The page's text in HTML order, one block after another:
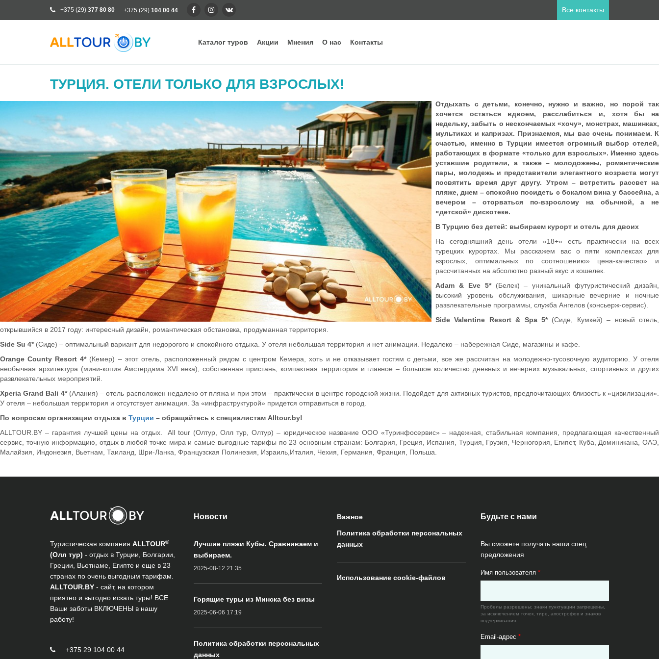
+375 (29) 377 80 80 +375 (29) 104 00 44 Все контакты
Каталог туров
Раннее бронирование
Круизы
Горящие туры
Клубные туры
Индонезия
Испания Италия
Катар
Кипр
Китай Куба
Мальдивы
ОАЭ
Сейшелы Таиланд
Турция
Шри-Ланка
Акции Мнения О нас Контакты
ТУРЦИЯ. ОТЕЛИ ТОЛЬКО ДЛЯ ВЗРОСЛЫХ!
Отдыхать с детьми, конечно, нужно и важно, но порой так
хочется остаться вдвоем, расслабиться и, хотя бы на
недельку, забыть о нескончаемых «хочу», монстрах, машинках,
мультиках и капризах. Признаемся, мы вас очень понимаем. К
счастью, именно в Турции имеется огромный выбор отелей,
работающих в формате «только для взрослых». Именно здесь
уставшие родители, а также – молодожены, романтические
пары, молодежь и представители элегантного возраста могут
посвятить время друг другу. Утром – встретить рассвет на
пляже, днем – спокойно посидеть с бокалом вина у бассейна, а
вечером – оторваться по-взрослому на обычной, а не
«детской» дискотеке.
В Турцию без детей: выбираем курорт и отель для двоих
На сегодняшний день отели «18+» есть практически на всех
турецких курортах. Мы расскажем вас о пяти комплексах для
взрослых, оптимальных по соотношению» цена-качество» и
рассчитанных на абсолютно разный вкус и кошелек.
Adam & Eve 5*(Белек) – уникальный футуристический дизайн,
высокий уровень обслуживания, шикарные вечерние и ночные
развлекательные программы, служба Ангелов (консьерж-сервис).
Side Valentine Resort & Spa 5*(Сиде, Кумкей) – новый отель,
открывшийся в 2017 году: интересный дизайн, романтическая обстановка, продуманная территория.
Side Su 4*(Сиде) – оптимальный вариант для недорогого и спокойного отдыха. У отеля небольшая территория и нет анимации. Недалеко – набережная Сиде, магазины и кафе.
Orange County Resort 4*(Кемер) – этот отель, расположенный рядом с центром Кемера, хоть и не отказывает гостям с детьми, все же рассчитан на молодежно-тусовочную аудиторию. У отеля
необычная архитектура (мини-копия Амстердама XVI века), собственная пристань, компактная территория и главное – большое количество дневных и вечерних музыкальных, спортивных и других
развлекательных мероприятий.
Xperia Grand Bali 4*(Алания) – отель расположен недалеко от пляжа и при этом – практически в центре городской жизни. Подойдет для активных туристов, предпочитающих близость к «цивилизации».
У отеля – небольшая территория и отсутствует анимация. За «инфраструктурой» придется отправиться в город.
По вопросам организации отдыха в Турции – обращайтесь к специалистам Alltour.by!
ALLTOUR.BY – гарантия лучшей цены на отдых. All tour (Олтур, Олл тур, Олтур) – юридическое название ООО «Туринфосервис» – надежная, стабильная компания, предлагающая качественный
сервис, точную информацию, отдых в любой точке мира и самые выгодные тарифы по 23 основным странам: Болгария, Греция, Испания, Турция, Грузия, Черногория, Египет, Куба, Доминикана, ОАЭ,
Малайзия, Индонезия, Вьетнам, Таиланд, Шри-Ланка, Французская Полинезия, Израиль,Италия, Чехия, Германия, Франция, Польша.
Туристическая компания ALLTOUR®
(Олл тур) - отдых в Турции, Болгарии,
Греции, Вьетнаме, Египте и еще в 23
странах по очень выгодным тарифам.
ALLTOUR.BY - сайт, на котором
приятно и выгодно искать туры! ВСЕ
Ваши заботы ВКЛЮЧЕНЫ в нашу
работу!
+375 29 104 00 44
Новости
Лучшие пляжи Кубы. Сравниваем и
выбираем.
2025-08-12 21:35
Горящие туры из Минска без визы
2025-06-06 17:19
Политика обработки персональных
данных
Важное
Политика обработки персональных
данных
Использование cookie-файлов
Будьте с нами
Вы сможете получать наши спец
предложения
Имя пользователя *
Пробелы разрешены; знаки пунктуации запрещены,
за исключением точек, тире, апострофов и знаков
подчеркивания.
Email-адрес *